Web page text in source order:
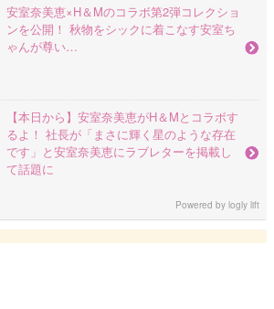
安室奈美恵×H＆Mのコラボ第2弾コレクショ
ンを公開！ 秋物をシックに着こなす安室ち
ゃんが尊い…
【本日から】安室奈美恵がH＆Mとコラボす
るよ！ 社長が「まさに輝く星のような存在
です」と安室奈美恵にラブレターを掲載し
て話題に
Powered bylogly lift